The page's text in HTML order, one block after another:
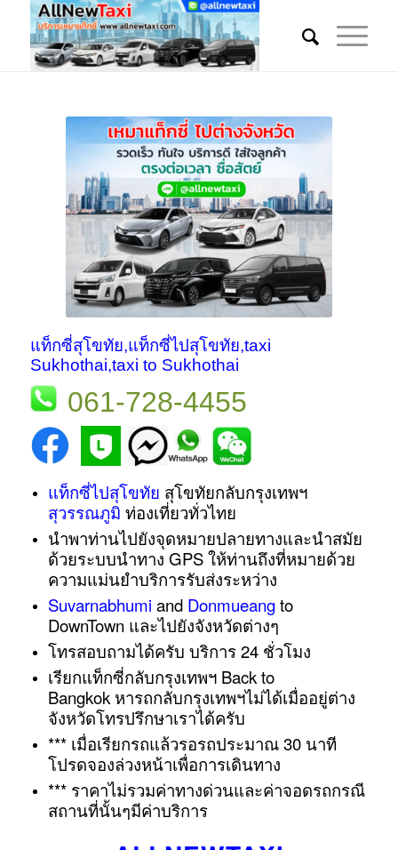
แท็กซี่สุโขทัย,แท็กซี่ไปสุโขทัย,taxi
Sukhothai,taxi to Sukhothai
061-728-4455
แท็กซี่ไปสุโขทัย สุโขทัยกลับกรุงเทพฯ
สุวรรณภูมิ ท่องเที่ยวทั่วไทย
นำพาท่านไปยังจุดหมายปลายทางและนำสมัย
ด้วยระบบนำทาง GPS ให้ท่านถึงที่หมายด้วย
ความแม่นยำบริการรับส่งระหว่าง
Suvarnabhumi and Donmueangto
DownTown และไปยังจังหวัดต่างๆ
โทรสอบถามได้ครับ บริการ 24 ชั่วโมง
เรียกแท็กซี่กลับกรุงเทพฯ Back to
Bangkok หารถกลับกรุงเทพฯไม่ได้เมื่ออยู่ต่าง
จังหวัดโทรปรึกษาเราได้ครับ
*** เมื่อเรียกรถแล้วรอรถประมาณ 30 นาที
โปรดจองล่วงหน้าเพื่อการเดินทาง
*** ราคาไม่รวมค่าทางด่วนและค่าจอดรถกรณี
สถานที่นั้นๆมีค่าบริการ